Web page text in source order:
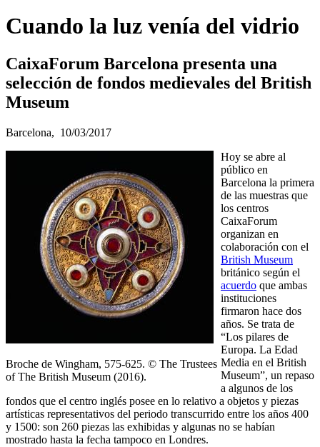
Cuando la luz venía del vidrio
CaixaForum Barcelona presenta una
selección de fondos medievales del British
Museum
Barcelona, 10/03/2017
Broche de Wingham, 575-625. © The Trustees
of The British Museum (2016).
Hoy se abre al
público en
Barcelona la primera
de las muestras que
los centros
CaixaForum
organizan en
colaboración con el
British Museum
británico según el
acuerdo que ambas
instituciones
firmaron hace dos
años. Se trata de
“Los pilares de
Europa. La Edad
Media en el British
Museum”, un repaso
a algunos de los
fondos que el centro inglés posee en lo relativo a objetos y piezas
artísticas representativos del periodo transcurrido entre los años 400
y 1500: son 260 piezas las exhibidas y algunas no se habían
mostrado hasta la fecha tampoco en Londres.